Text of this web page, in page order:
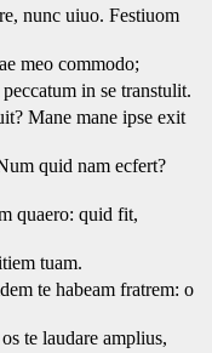
nunc uiuo. Festiuom
meo commodo;
in se transtulit.
Mane mane ipse exit
quid nam ecfert?
quaero: quid fit,
tuam.
te habeam fratrem: o
te laudare amplius,